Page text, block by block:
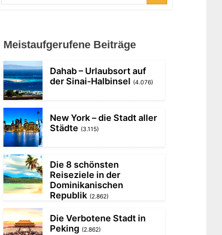
for:
Search
Meistaufgerufene Beiträge
Dahab – Urlaubsort auf
der Sinai-Halbinsel (4.076)
New York – die Stadt aller
Städte (3.115)
Die 8 schönsten
Reiseziele in der
Dominikanischen
Republik (2.862)
Die Verbotene Stadt in
Peking (2.862)